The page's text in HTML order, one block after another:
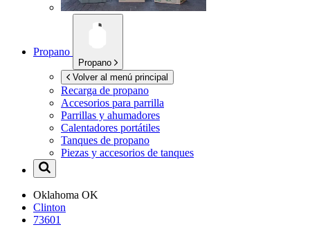
Propano
Propano
Volver al menú principal
Recarga de propano
Accesorios para parrilla
Parrillas y ahumadores
Calentadores portátiles
Tanques de propano
Piezas y accesorios de tanques
Oklahoma OK
Clinton
73601